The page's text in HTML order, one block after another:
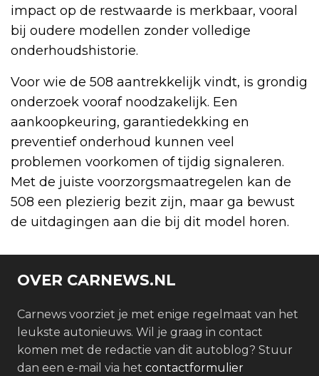
impact op de restwaarde is merkbaar, vooral
bij oudere modellen zonder volledige
onderhoudshistorie.
Voor wie de 508 aantrekkelijk vindt, is grondig
onderzoek vooraf noodzakelijk. Een
aankoopkeuring, garantiedekking en
preventief onderhoud kunnen veel
problemen voorkomen of tijdig signaleren.
Met de juiste voorzorgsmaatregelen kan de
508 een plezierig bezit zijn, maar ga bewust
de uitdagingen aan die bij dit model horen.
OVER CARNEWS.NL
Carnews voorziet je met enige regelmaat van het
leukste autonieuws. Wil je graag in contact
komen met de redactie van dit autoblog? Stuur
dan een e-mail via het contactformulier